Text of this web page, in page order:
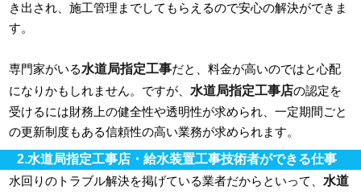
き出され、施工管理までしてもらえるので安心の解決ができま
す。
専門家がいる水道局指定工事だと、料金が高いのではと心配
になりかもしれません。ですが、 水道局指定工事店の認定を
受けるには財務上の健全性や透明性が求められ、一定期間ごと
の更新制度もある信頼性の高い業務が求められます。
2.水道局指定工事店・給水装置工事技術者ができる仕事
水回りのトラブル解決を掲げている業者だからといって、 水道